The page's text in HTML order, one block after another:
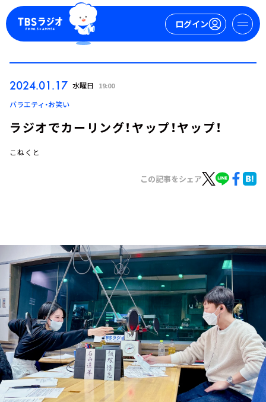
ログイン
ログイン
トピックス
TBS Podcast
お知らせ
イベント・グッズ
YouTube
会社情報
2024.01.17 水曜日 19:00
バラエティ・お笑い
ラジオでカーリング！ヤップ！ヤップ！
こねくと
この記事をシェア